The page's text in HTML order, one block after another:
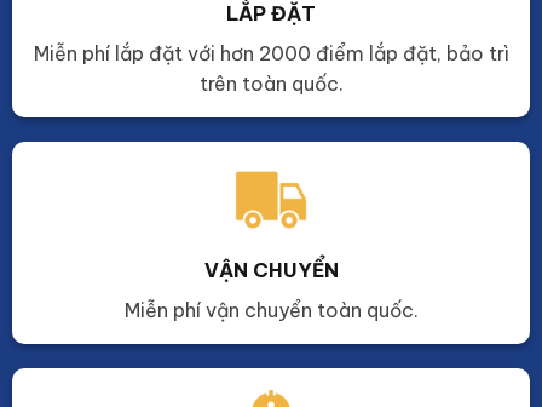
LẮP ĐẶT
Miễn phí lắp đặt với hơn 2000 điểm lắp đặt, bảo trì
trên toàn quốc.
VẬN CHUYỂN
Miễn phí vận chuyển toàn quốc.